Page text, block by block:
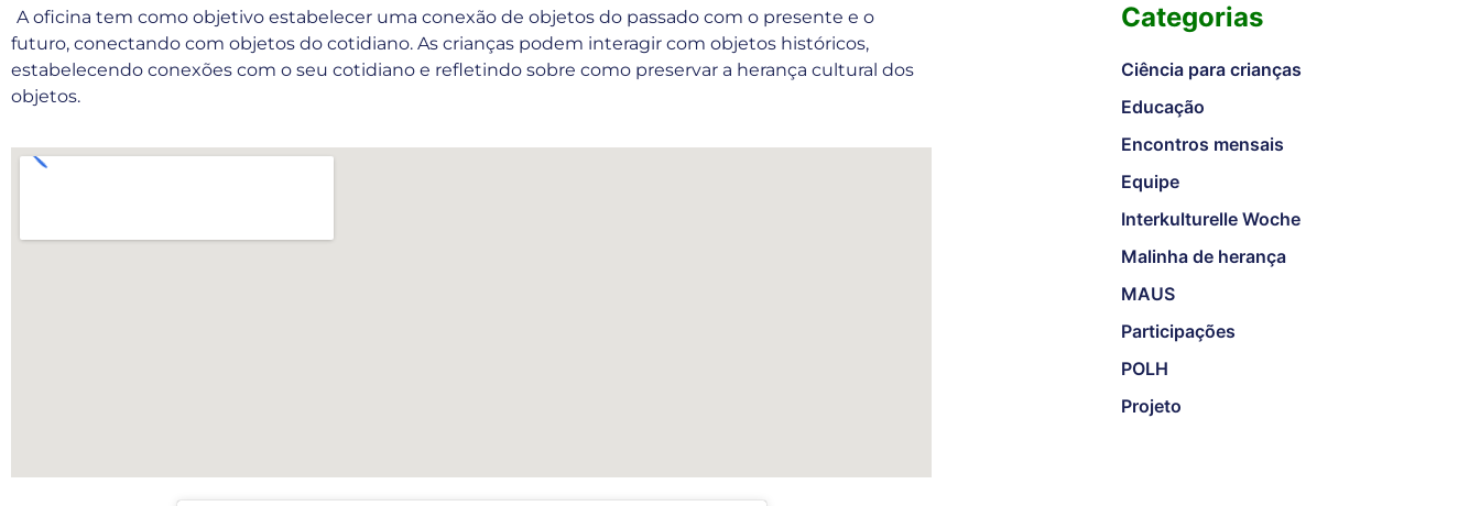
A oficina tem como objetivo estabelecer uma conexão de objetos do passado com o presente e o
futuro, conectando com objetos do cotidiano. As crianças podem interagir com objetos históricos,
estabelecendo conexões com o seu cotidiano e refletindo sobre como preservar a herança cultural dos
objetos.
Categorias
Ciência para crianças
Educação
Encontros mensais
Equipe
Interkulturelle Woche
Malinha de herança
MAUS
Participações
POLH
Projeto